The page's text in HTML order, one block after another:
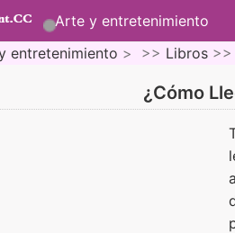
Arte y entretenimiento
entretenimiento > >> Libros >>
¿Cómo